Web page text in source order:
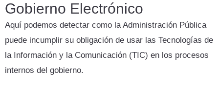
Gobierno Electrónico
Aquí podemos detectar como la Administración Pública
puede incumplir su obligación de usar las Tecnologías de
la Información y la Comunicación (TIC) en los procesos
internos del gobierno.